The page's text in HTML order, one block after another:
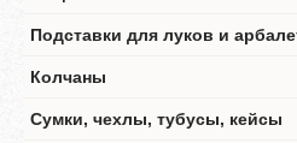
Подставки для луков и
Колчаны
Сумки, чехлы, тубусы, кейсы